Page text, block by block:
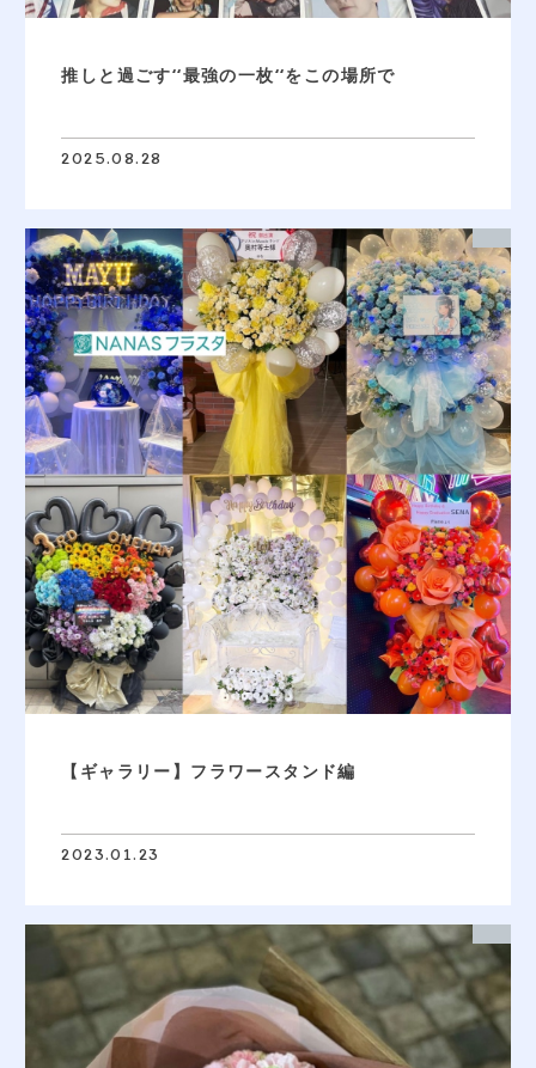
推しと過ごす‘‘最強の一枚‘‘をこの場所で
2025.08.28
【ギャラリー】フラワースタンド編
2023.01.23